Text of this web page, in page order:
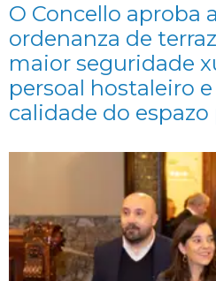
O Concello aproba
ordenanza de
maior seguridade
persoal hostaleiro
calidade do